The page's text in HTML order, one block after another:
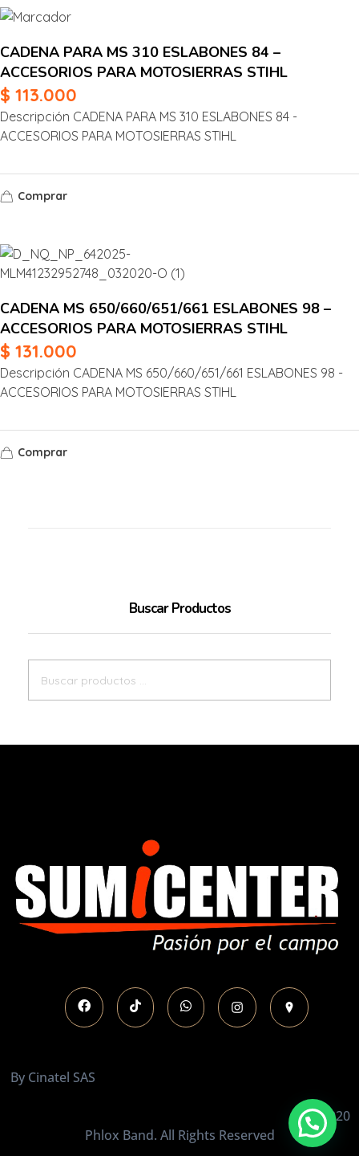
CADENA PARA MS 310 ESLABONES 84 –
ACCESORIOS PARA MOTOSIERRAS STIHL
$ 113.000
Descripción CADENA PARA MS 310 ESLABONES 84 -
ACCESORIOS PARA MOTOSIERRAS STIHL
Comprar
CADENA MS 650/660/651/661 ESLABONES 98 –
ACCESORIOS PARA MOTOSIERRAS STIHL
$ 131.000
Descripción CADENA MS 650/660/651/661 ESLABONES 98 -
ACCESORIOS PARA MOTOSIERRAS STIHL
Comprar
Buscar Productos
By Cinatel SAS
© 2020
Phlox Band. All Rights Reserved